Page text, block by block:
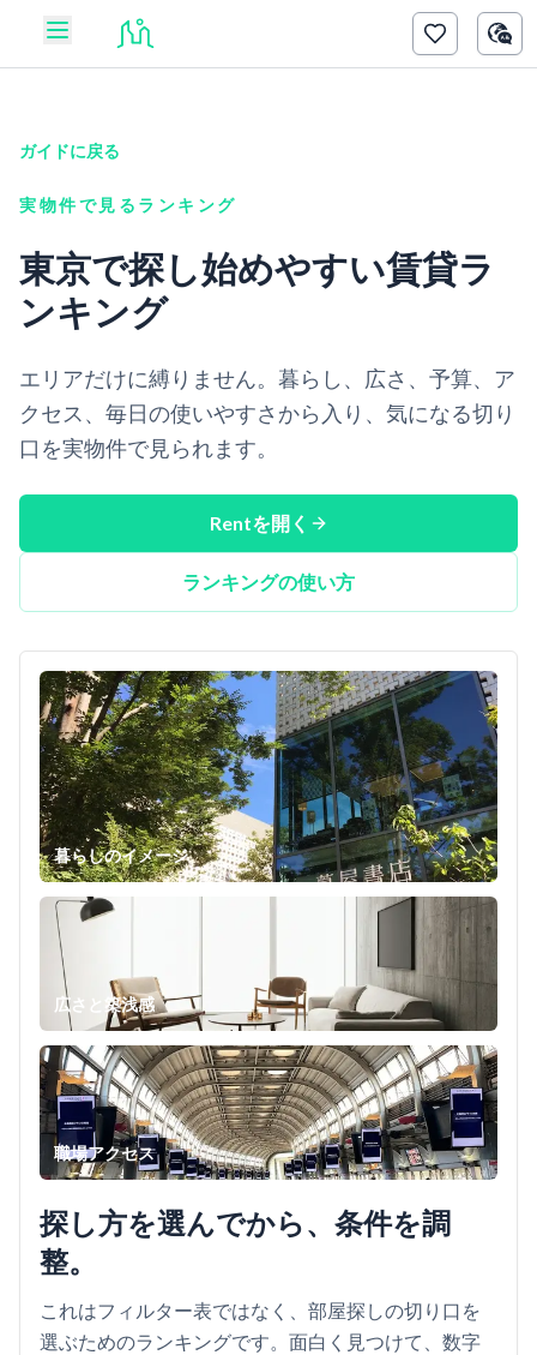
ガイドに戻る
実物件で見るランキング
東京で探し始めやすい賃貸ラ
ンキング
エリアだけに縛りません。暮らし、広さ、予算、ア
クセス、毎日の使いやすさから入り、気になる切り
口を実物件で見られます。
Rentを開く
ランキングの使い方
暮らしのイメージ
広さと築浅感
職場アクセス
探し方を選んでから、条件を調
整。
これはフィルター表ではなく、部屋探しの切り口を
選ぶためのランキングです。面白く見つけて、数字